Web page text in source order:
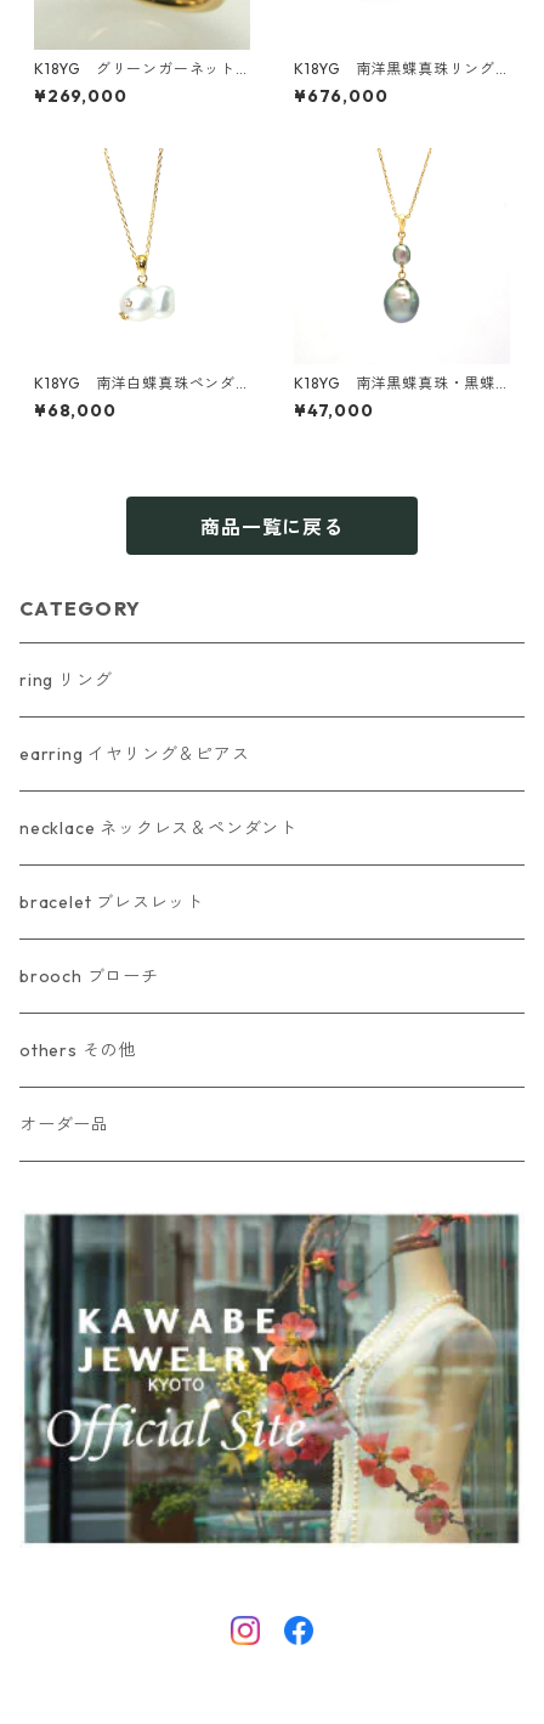
K18YG グリーンガーネット
リング（K270906）
¥269,000
K18YG 南洋黒蝶真珠リング
（K291009）
¥676,000
K18YG 南洋白蝶真珠ペンダ
ントトップ《金魚》（KR6103
4）
¥68,000
K18YG 南洋黒蝶真珠・黒蝶
ケシ真珠 2ピース ペンダント
トップ（KR60831）
¥47,000
商品一覧に戻る
CATEGORY
ring リング
earring イヤリング＆ピアス
necklace ネックレス＆ペンダント
bracelet ブレスレット
brooch ブローチ
others その他
オーダー品